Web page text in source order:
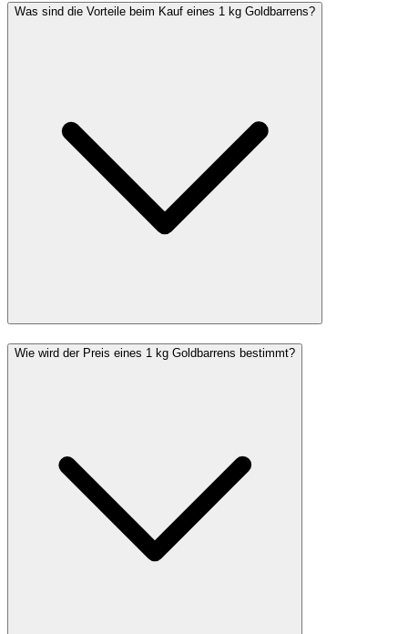
Was sind die Vorteile beim Kauf eines 1 kg Goldbarrens?
Wie wird der Preis eines 1 kg Goldbarrens bestimmt?